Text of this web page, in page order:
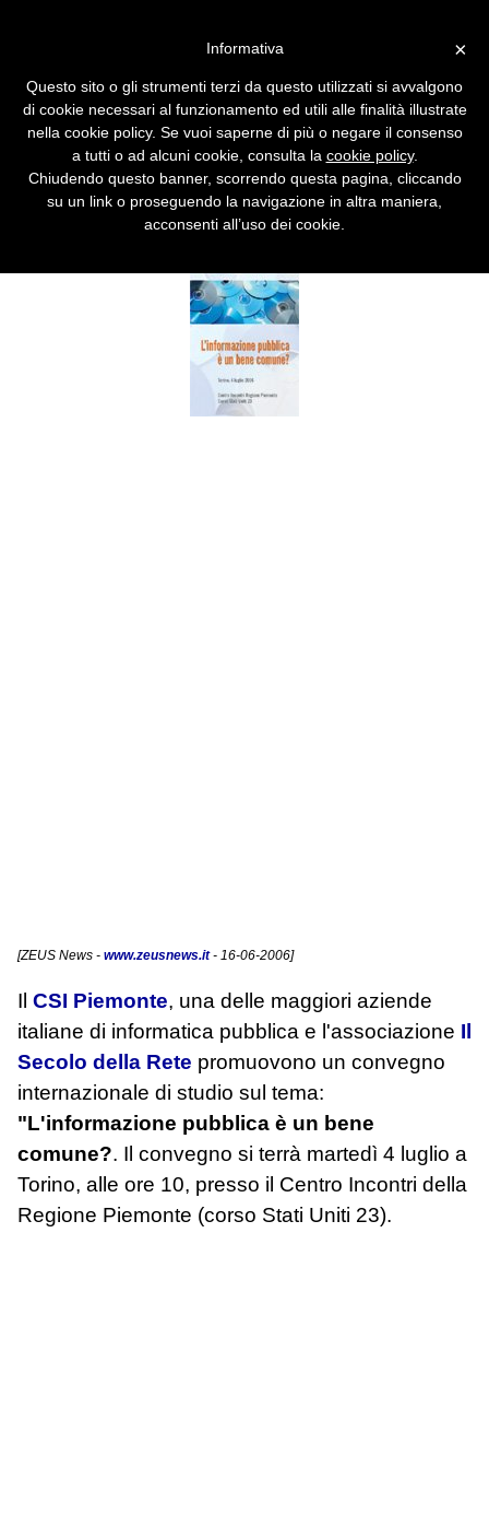
come bene comune
Piena e libera accessibilità alle banche dati
pubbliche.
[ZEUS News - www.zeusnews.it- 16-06-2006]
Il CSI Piemonte, una delle maggiori aziende
italiane di informatica pubblica e l'associazione Il
Secolo della Rete promuovono un convegno
internazionale di studio sul tema:
"L'informazione pubblica è un bene
comune?. Il convegno si terrà martedì 4 luglio a
Torino, alle ore 10, presso il Centro Incontri della
Regione Piemonte (corso Stati Uniti 23).
×
Informativa
Questo sito o gli strumenti terzi da questo utilizzati si avvalgono
di cookie necessari al funzionamento ed utili alle finalità illustrate
nella cookie policy. Se vuoi saperne di più o negare il consenso
a tutti o ad alcuni cookie, consulta la cookie policy.
Chiudendo questo banner, scorrendo questa pagina, cliccando
su un link o proseguendo la navigazione in altra maniera,
acconsenti all’uso dei cookie.